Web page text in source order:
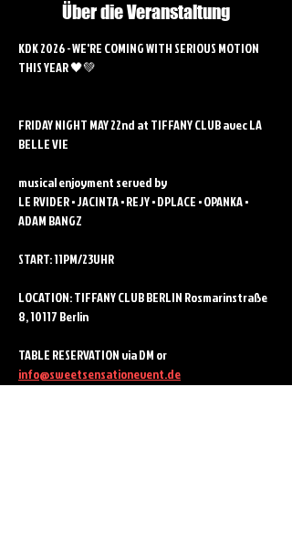
Über die Veranstaltung
KDK 2026 - WE'RE COMING WITH SERIOUS MOTION
THIS YEAR 🖤💚
FRIDAY NIGHT MAY 22nd at TIFFANY CLUB avec LA
BELLE VIE
musical enjoyment served by
LE RVIDER • JACINTA • REJY • DPLACE • OPANKA •
ADAM BANGZ
START: 11PM/23UHR
LOCATION: TIFFANY CLUB BERLIN Rosmarinstraße
8, 10117 Berlin
TABLE RESERVATION via DM or
info@sweetsensationevent.de